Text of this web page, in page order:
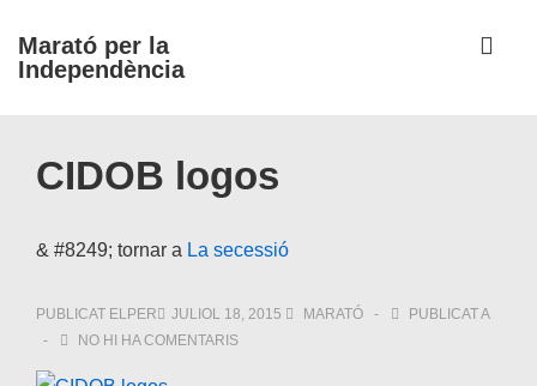
SaltaMarató per la
Independència
principal
CIDOB logos
& #8249; tornar a La secessió
PUBLICAT ELPER JULIOL 18, 2015 MARATÓ
PUBLICAT A
NO HI HA COMENTARIS